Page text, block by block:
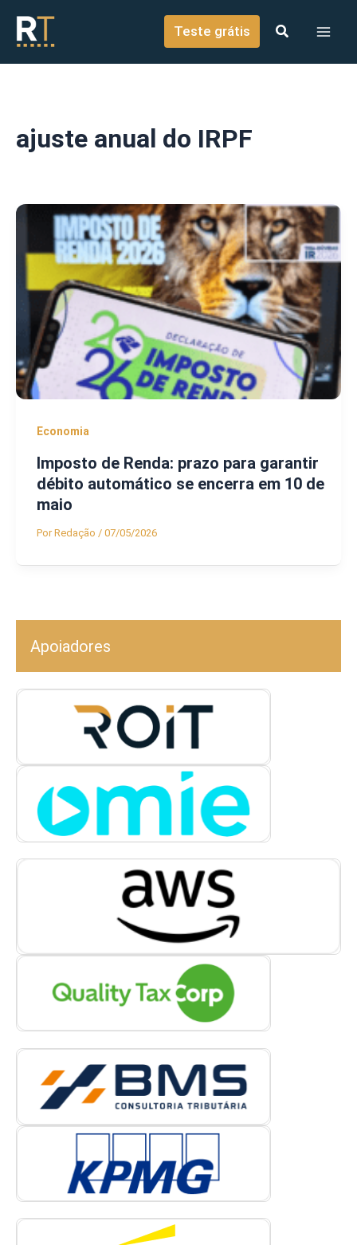
conteúdo
Teste grátis
ajuste anual do IRPF
Economia
Imposto de Renda: prazo para garantir
débito automático se encerra em 10 de
maio
PorRedação / 07/05/2026
Apoiadores